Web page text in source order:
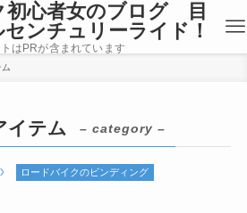
初心者女のブログ 目
ンチュリーライド！
はPRが含まれています
イテム – category –
ロードバイクのビンディング